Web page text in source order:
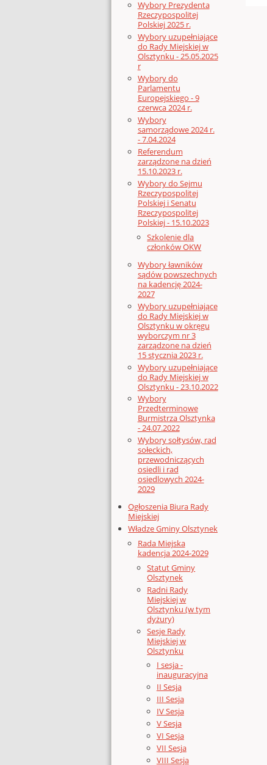
Wybory Prezydenta
Rzeczypospolitej
Polskiej 2025 r.
Wybory uzupełniające
do Rady Miejskiej w
Olsztynku - 25.05.2025
r
Wybory do
Parlamentu
Europejskiego - 9
czerwca 2024 r.
Wybory
samorządowe 2024 r.
- 7.04.2024
Referendum
zarządzone na dzień
15.10.2023 r.
Wybory do Sejmu
Rzeczypospolitej
Polskiej i Senatu
Rzeczypospolitej
Polskiej - 15.10.2023
Szkolenie dla
członków OKW
Wybory ławników
sądów powszechnych
na kadencję 2024-
2027
Wybory uzupełniające
do Rady Miejskiej w
Olsztynku w okręgu
wyborczym nr 3
zarządzone na dzień
15 stycznia 2023 r.
Wybory uzupełniające
do Rady Miejskiej w
Olsztynku - 23.10.2022
Wybory
Przedterminowe
Burmistrza Olsztynka
- 24.07.2022
Wybory sołtysów, rad
sołeckich,
przewodniczących
osiedli i rad
osiedlowych 2024-
2029
Ogłoszenia Biura Rady
Miejskiej
Władze Gminy Olsztynek
Rada Miejska
kadencja 2024-2029
Statut Gminy
Olsztynek
Radni Rady
Miejskiej w
Olsztynku (w tym
dyżury)
Sesje Rady
Miejskiej w
Olsztynku
I sesja -
inauguracyjna
II Sesja
III Sesja
IV Sesja
V Sesja
VI Sesja
VII Sesja
VIII Sesja